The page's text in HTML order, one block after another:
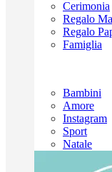
Cerimonia
Regalo
Regalo
Famiglia
Bambini
Amore
Instagram
Sport
Natale